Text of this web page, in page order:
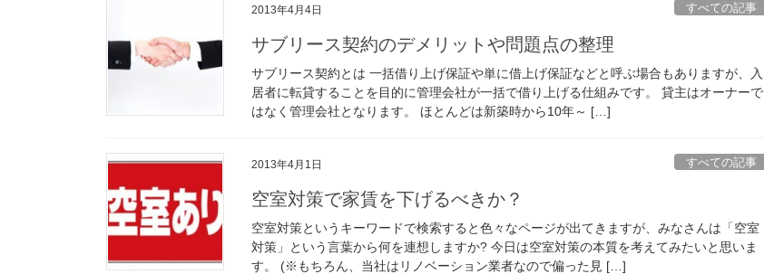
2013年4月4日 すべての記事
サブリース契約のデメリットや問題点の整理
サブリース契約とは 一括借り上げ保証や単に借上げ保証などと呼ぶ場合もありますが、入
居者に転貸することを目的に管理会社が一括で借り上げる仕組みです。 貸主はオーナーで
はなく管理会社となります。 ほとんどは新築時から10年～ […]
2013年4月1日 すべての記事
空室対策で家賃を下げるべきか？
空室対策というキーワードで検索すると色々なページが出てきますが、みなさんは「空室
対策」という言葉から何を連想しますか? 今日は空室対策の本質を考えてみたいと思いま
す。 (※もちろん、当社はリノベーション業者なので偏った見 […]